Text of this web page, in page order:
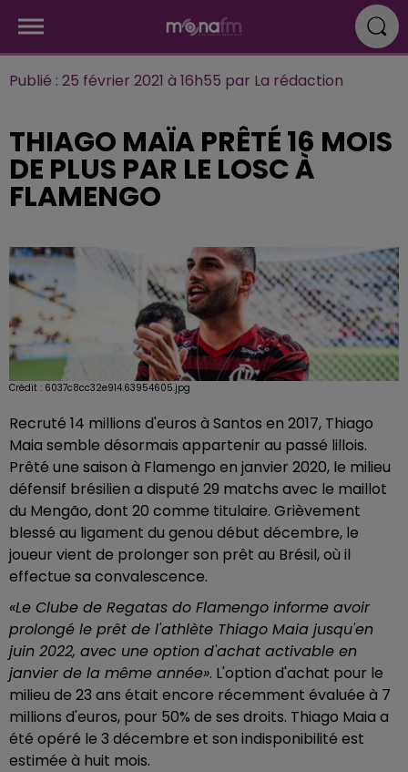
Publié : 25 février 2021 à 16h55 par La rédaction
THIAGO MAÏA PRÊTÉ 16 MOIS
DE PLUS PAR LE LOSC À
FLAMENGO
Crédit : 6037c8cc32e914.63954605.jpg
Recruté 14 millions d'euros à Santos en 2017, Thiago
Maia semble désormais appartenir au passé lillois.
Prêté une saison à Flamengo en janvier 2020, le milieu
défensif brésilien a disputé 29 matchs avec le maillot
du Mengão, dont 20 comme titulaire. Grièvement
blessé au ligament du genou début décembre, le
joueur vient de prolonger son prêt au Brésil, où il
effectue sa convalescence.
«Le Clube de Regatas do Flamengo informe avoir
prolongé le prêt de l'athlète Thiago Maia jusqu'en
juin 2022, avec une option d'achat activable en
janvier de la même année». L'option d'achat pour le
milieu de 23 ans était encore récemment évaluée à 7
millions d'euros, pour 50% de ses droits. Thiago Maia a
été opéré le 3 décembre et son indisponibilité est
estimée à huit mois.